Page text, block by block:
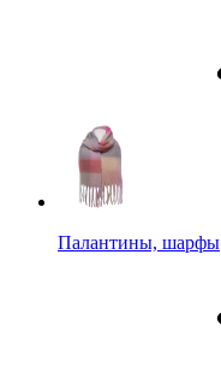
Палантины, шарфы